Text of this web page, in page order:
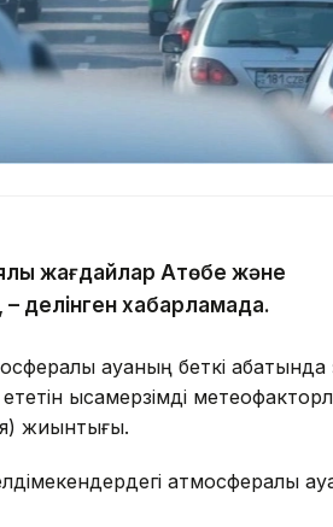
жағдайлар Ақтөбе және
– делінген хабарламада.
ауаның беткі
қысқамерзімді
жиынтығы.
атмосфералық